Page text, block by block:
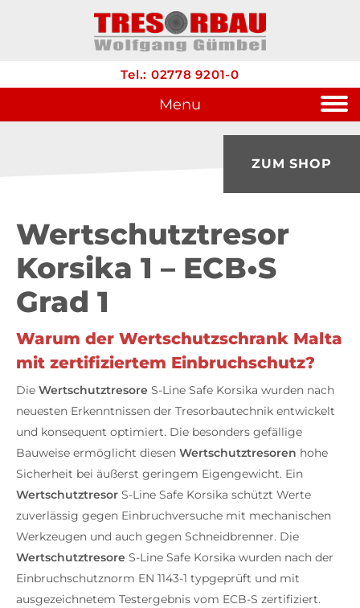
ZUM SHOP
Tel.: 02778 9201-0
Menu
Wertschutztresor
Korsika 1 – ECB•S
Grad 1
Warum der Wertschutzschrank Malta
mit zertifiziertem Einbruchschutz?
Die Wertschutztresore S-Line Safe Korsika wurden nach
neuesten Erkenntnissen der Tresorbautechnik entwickelt
und konsequent optimiert. Die besonders gefällige
Bauweise ermöglicht diesen Wertschutztresoren hohe
Sicherheit bei äußerst geringem Eigengewicht. Ein
Wertschutztresor S-Line Safe Korsika schützt Werte
zuverlässig gegen Einbruchversuche mit mechanischen
Werkzeugen und auch gegen Schneidbrenner. Die
Wertschutztresore S-Line Safe Korsika wurden nach der
Einbruchschutznorm EN 1143-1 typgeprüft und mit
ausgezeichnetem Testergebnis vom ECB-S zertifiziert.